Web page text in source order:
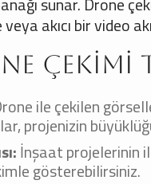
akıcı bir video
ile çekilen
projenizin
İnşaat projelerinin
gösterebilirsiniz.